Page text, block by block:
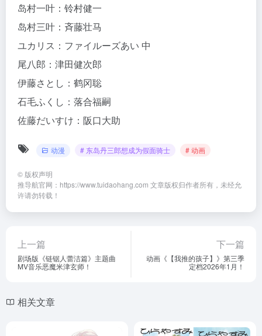
岛村一叶：铃村健一
岛村三叶：斉藤壮马
ユカリス：ファイルーズあい 中
尾八郎：津田健次郎
伊藤さとし：鹤冈聡
石毛ふくし：落合福嗣
佐藤だいすけ：阪口大助
动漫 # 东岛丹三郎想成为假面骑士 # 动画
© 版权声明
推导航官网：https://www.tuidaohang.com 文章版权归作者所有，未经允
许请勿转载！
上一篇
剧场版《链锯人​​蕾洁篇》主题曲
MV音乐恶魔米津玄师！
下一篇
动画《【我推的孩子】》第三季
定档2026年1月！
相关文章